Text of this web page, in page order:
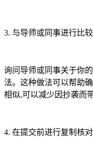
3. 与导师或同事进行比较
询问导师或同事关于你
法。这种做法可以帮助
相似,可以减少因抄袭而
4. 在提交前进行复制核对